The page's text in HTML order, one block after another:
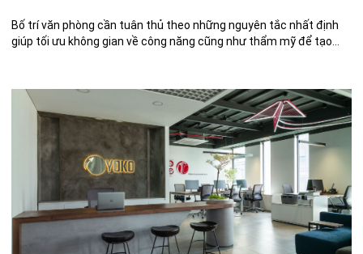
Bố trí văn phòng cần tuân thủ theo những nguyên tắc nhất định
giúp tối ưu không gian về công năng cũng như thẩm mỹ để tạo
cách bố trí […]